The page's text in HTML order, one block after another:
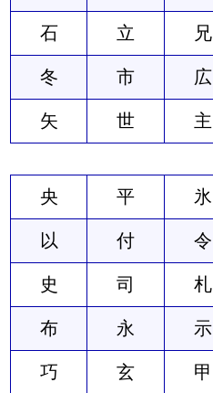
石 立 兄
冬 市 広
矢 世 主
央 平 氷
以 付 令
史 司 札
布 永 示
巧 玄 甲